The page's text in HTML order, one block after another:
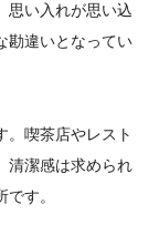
思い入れが思い込
勘違いとなってい
。喫茶店やレスト
清潔感は求められ
す。